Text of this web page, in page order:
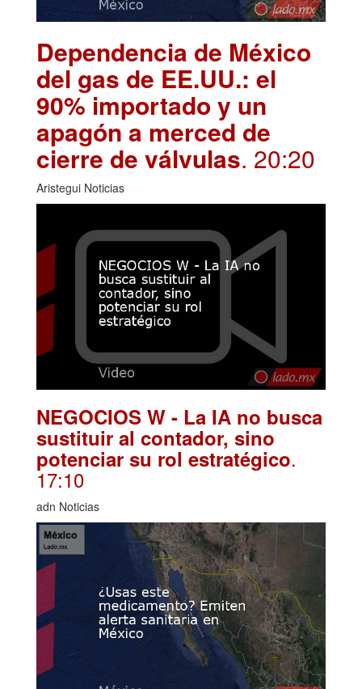
Dependencia de México
del gas de EE.UU.: el
90% importado y un
apagón a merced de
cierre de válvulas. 20:20
Aristegui Noticias
NEGOCIOS W - La IA no busca
sustituir al contador, sino
potenciar su rol estratégico.
17:10
adn Noticias